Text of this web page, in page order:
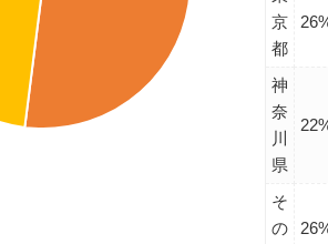
京
都
神
奈
川
県
そ
の